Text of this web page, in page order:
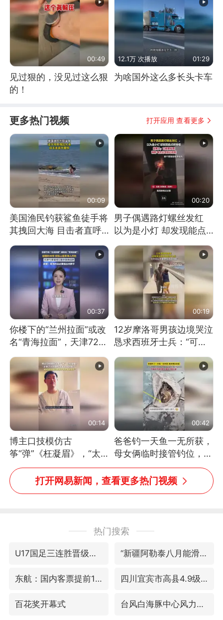
00:49
见过狠的，没见过这么狠
的！
12.1万 次播放 01:29
为啥国外这么多长头卡车
更多热门视频 打开应用 查看更多
00:09
美国渔民钓获鲨鱼徒手将
其拽回大海 目击者直呼
消息）
00:20
男子偶遇路灯螺丝发红
以为是小灯 却发现能点
处理
00:37
你楼下的“兰州拉面”或改
名“青海拉面”，天津72家
00:19
12岁摩洛哥男孩边境哭泣
恳求西班牙士兵：“可不
00:14
博主口技模仿古
筝“弹”《枉凝眉》，“太
像了～你是吃古筝长大的
吗？”“或将成为首位考级
不带古筝的选手。”（来
00:42
爸爸钓一天鱼一无所获，
母女俩临时接管钓位，用
玩具鱼竿钓上大鱼
打开网易新闻，查看更多热门视频
热门搜索
U17国足三连胜晋级明日之星半决赛 “新疆阿勒泰八月能滑雪”不实
东航：国内客票提前14天免费退改 四川宜宾市高县4.9级地震致1人死亡
百花奖开幕式 台风白海豚中心风力增强